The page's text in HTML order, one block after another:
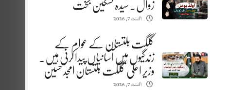
زوال. سیدہ تسکین بخت
اگست 7, 2026
گلگت بلتستان کے عوام کے
زندگیوں میں آسانیاں پیدا کرنی ہیں.
وزیر اعلیٰ گلگت بلتستان امجد حسین
اگست 7, 2026